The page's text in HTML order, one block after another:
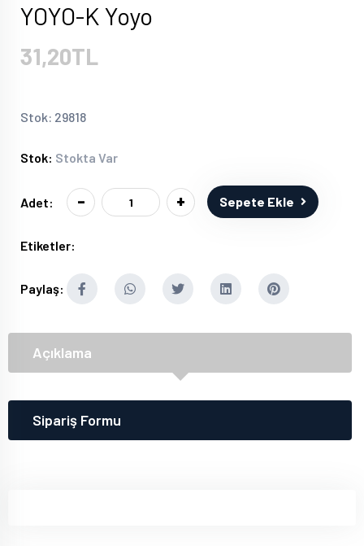
YOYO-K Yoyo
31,20TL
Stok: 29818
Stok: Stokta Var
Adet: - + Sepete Ekle
Etiketler:
Paylaş:
Açıklama
Sipariş Formu